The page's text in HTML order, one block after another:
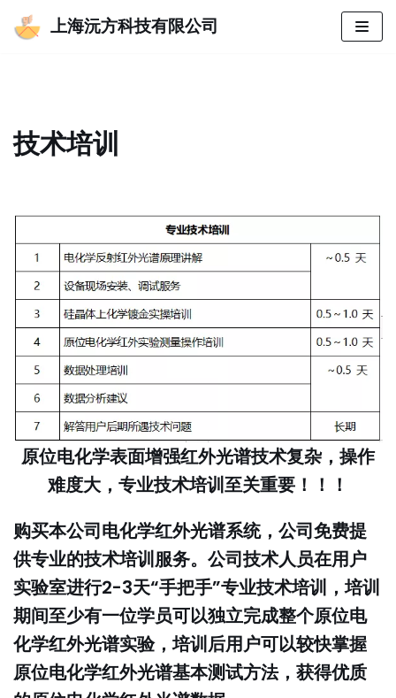
上海沅方科技有限公司
技术培训
原位电化学表面增强红外光谱技术复杂，操作
难度大，专业技术培训至关重要！！！
购买本公司电化学红外光谱系统，公司免费提
供专业的技术培训服务。公司技术人员在用户
实验室进行2-3天“手把手”专业技术培训，培训
期间至少有一位学员可以独立完成整个原位电
化学红外光谱实验，培训后用户可以较快掌握
原位电化学红外光谱基本测试方法，获得优质